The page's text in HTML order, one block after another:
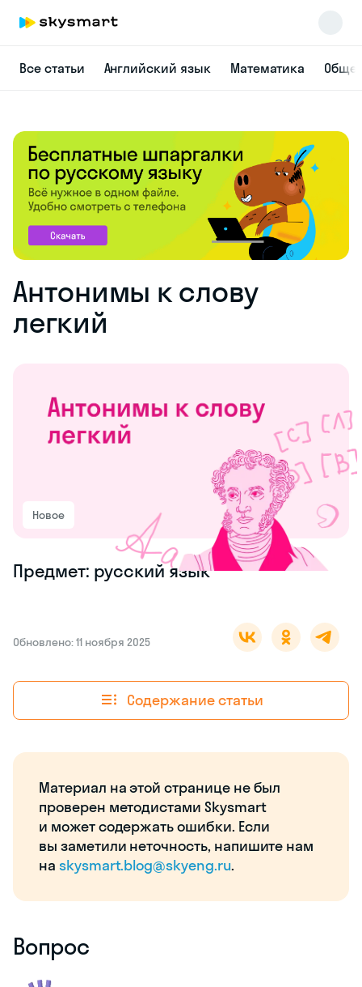
Все статьи Английский язык Математика
Антонимы к слову
легкий
Новое
Предмет: русский язык
Обновлено: 11 ноября 2025
Содержание статьи
Материал на этой странице не был
проверен методистами Skysmart
и может содержать ошибки. Если
вы заметили неточность, напишите нам
на skysmart.blog@skyeng.ru.
Вопрос